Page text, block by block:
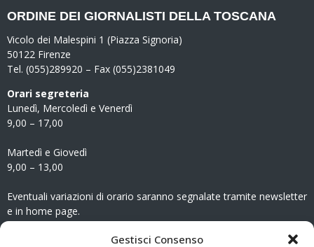
Gestisci Consenso
ORDINE DEI GIORNALISTI DELLA TOSCANA
Vicolo dei Malespini 1 (Piazza Signoria)
50122 Firenze
Tel. (055)289920 – Fax (055)2381049
Orari segreteria
Lunedì, Mercoledì e Venerdì
9,00 – 17,00
Martedì e Giovedì
9,00 – 13,00
Eventuali variazioni di orario saranno segnalate tramite newsletter
e in home page.